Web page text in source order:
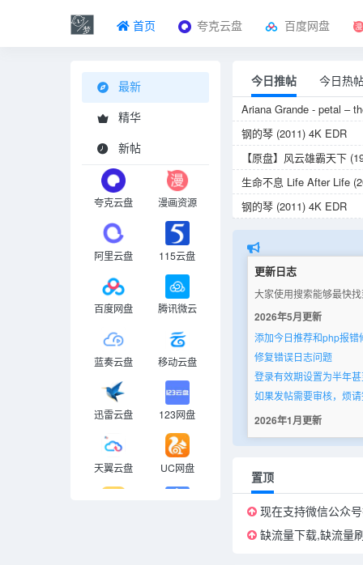
首页 夸克云盘 百度网盘
最新
精华
新帖
夸克云盘 漫画资源
阿里云盘 115云盘
百度网盘 腾讯微云
蓝奏云盘 移动云盘
迅雷云盘 123网盘
天翼云盘 UC网盘
今日推帖 今日热
Ariana Grande - petal –
钢的琴 (2011) 4K EDR
【原盘】风云雄霸天下
生命不息 Life After Life
钢的琴 (2011) 4K EDR
钢的琴 (2011) 4K EDR
【原盘】风云雄霸天下
我的荒糖恋爱 (2026)
失乐园 失楽園 (1997)
百慕大三角 The Triangle
龙的传人：孤旅
电影：绝密任务 (2026)
更新日志
大家使用搜索能够最快
2026年5月更新
添加今日推荐和php报错
修复错误日志问题
登录有效期设置为半年
如果发帖需要审核，烦
2026年1月更新
优化查询逻辑，添加关
2025年9月更新
更换服务器,升级数据库
添加一些频道资源
置顶
现在支持微信公众
缺流量下载,缺流量